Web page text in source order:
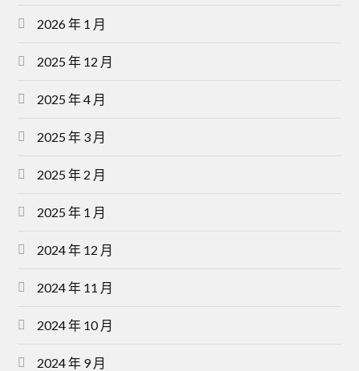
2026 年 1 月
2025 年 12 月
2025 年 4 月
2025 年 3 月
2025 年 2 月
2025 年 1 月
2024 年 12 月
2024 年 11 月
2024 年 10 月
2024 年 9 月